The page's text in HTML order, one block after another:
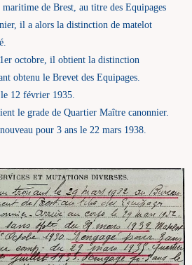
de Brest, au titre des Equipages
il a alors la distinction de matelot
octobre, il obtient la distinction
obtenu le Brevet des Equipages.
12 février 1935.
le grade de Quartier Maître canonnier.
pour 3 ans le 22 mars 1938.